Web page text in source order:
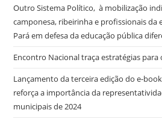
Outro Sistema Político, à mobilização
camponesa, ribeirinha e profissionais da
Pará em defesa da educação pública
Encontro Nacional traça estratégias
Lançamento da terceira edição do e-
reforça a importância da
municipais de 2024